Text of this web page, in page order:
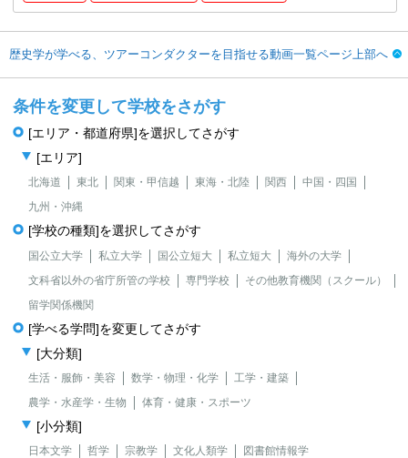
歴史学が学べる、ツアーコンダクターを目指せる動画一覧ページ上部へ
条件を変更して学校をさがす
[エリア・都道府県]を選択してさがす
[エリア]
北海道 東北 関東・甲信越 東海・北陸 関西
中国・四国
九州・沖縄
[学校の種類]を選択してさがす
国公立大学 私立大学 国公立短大 私立短大
海外の大学
文科省以外の省庁所管の学校
専門学校
その他教育機関（スクール）
留学関係機関
[学べる学問]を変更してさがす
[大分類]
生活・服飾・美容 数学・物理・化学
工学・建築
農学・水産学・生物
体育・健康・スポーツ
[小分類]
日本文学 哲学 宗教学 文化人類学 図書館情報学